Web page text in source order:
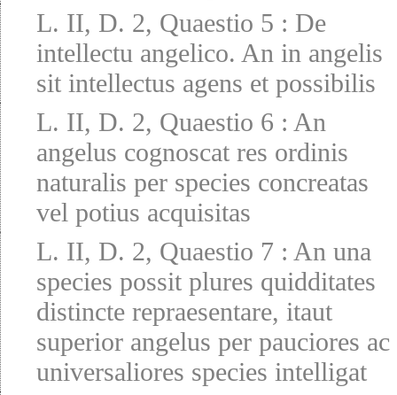
L. II, D. 2, Quaestio 5 : De
intellectu angelico. An in angelis
sit intellectus agens et possibilis
L. II, D. 2, Quaestio 6 : An
angelus cognoscat res ordinis
naturalis per species concreatas
vel potius acquisitas
L. II, D. 2, Quaestio 7 : An una
species possit plures quidditates
distincte repraesentare, itaut
superior angelus per pauciores ac
universaliores species intelligat